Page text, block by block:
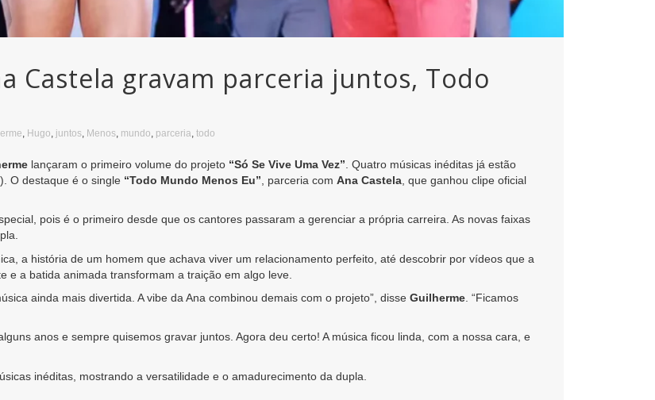
Castela gravam parceria juntos, Todo
, Hugo, juntos, Menos, mundo, parceria, todo
lançaram o primeiro volume do projeto “Só Se Vive Uma Vez” . Quatro músicas inéditas já estão
O destaque é o single “Todo Mundo Menos Eu” , parceria com Ana Castela , que ganhou clipe oficial
pois é o primeiro desde que os cantores passaram a gerenciar a própria carreira. As novas faixas
a história de um homem que achava viver um relacionamento perfeito, até descobrir por vídeos que a
a batida animada transformam a traição em algo leve.
ainda mais divertida. A vibe da Ana combinou demais com o projeto”, disse Guilherme . “Ficamos
anos e sempre quisemos gravar juntos. Agora deu certo! A música ficou linda, com a nossa cara, e
inéditas, mostrando a versatilidade e o amadurecimento da dupla.